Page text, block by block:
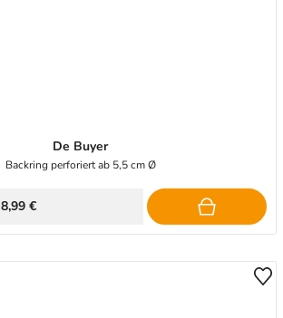
De Buyer
Backring perforiert ab 5,5 cm Ø
8,99 €